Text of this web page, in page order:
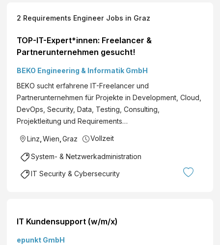
2 Requirements Engineer Jobs in Graz
TOP-IT-Expert*innen: Freelancer &
Partnerunternehmen gesucht!
BEKO Engineering & Informatik GmbH
BEKO sucht erfahrene IT-Freelancer und
Partnerunternehmen für Projekte in Development, Cloud,
DevOps, Security, Data, Testing, Consulting,
Projektleitung und Requirements…
Linz Wien Graz Vollzeit
System- & Netzwerkadministration
IT Security & Cybersecurity
IT Kundensupport (w/m/x)
epunkt GmbH